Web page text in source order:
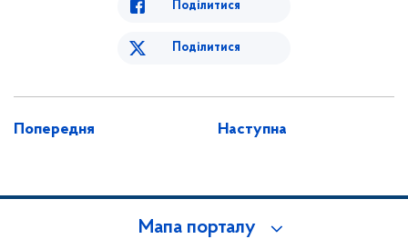
Поділитися
Поділитися
Попередня Наступна
Мапа порталу